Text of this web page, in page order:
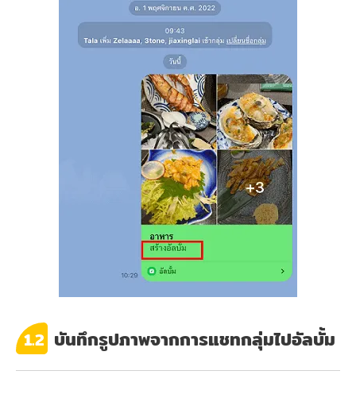
1.2 บันทึกรูปภาพจากการแชทกลุ่มไปอัลบั้ม